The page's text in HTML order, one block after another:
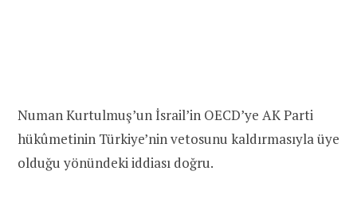
Numan Kurtulmuş’un İsrail’in OECD’ye AK Parti
hükûmetinin Türkiye’nin vetosunu kaldırmasıyla üye
olduğu yönündeki iddiası doğru.